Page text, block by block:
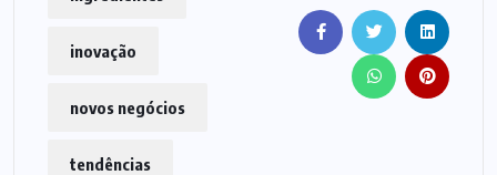
inovação
novos negócios
tendências